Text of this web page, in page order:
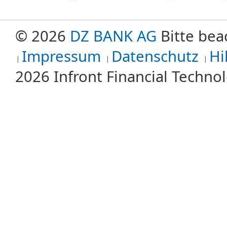
© 2026 DZ BANK AG Bitte
Impressum
Datenschutz
2026 Infront Financial